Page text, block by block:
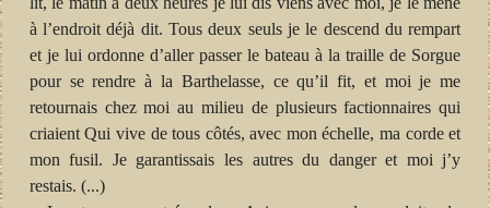
à l’endroit déjà dit. Tous deux seuls je le descend du rempart
et je lui ordonne d’aller passer le bateau à la traille de Sorgue
pour se rendre à la Barthelasse, ce qu’il fit, et moi je me
retournais chez moi au milieu de plusieurs factionnaires qui
criaient Qui vive de tous côtés, avec mon échelle, ma corde et
mon fusil. Je garantissais les autres du danger et moi j’y
restais. (...)